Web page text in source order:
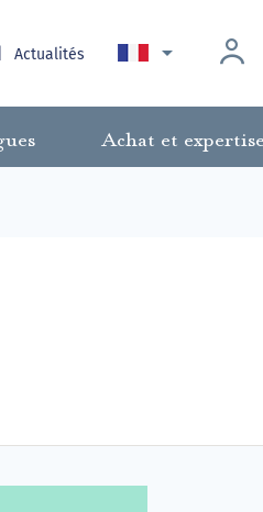
Actualités 
Achat et expertise